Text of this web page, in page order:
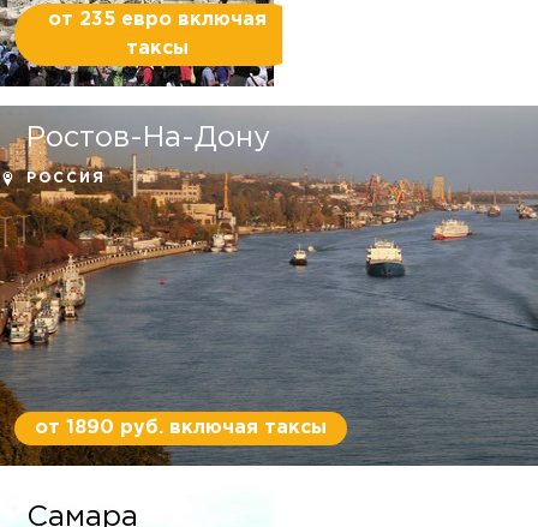
от 235 евро включая
таксы
Ростов-На-Дону
РОССИЯ
от 1890 руб. включая таксы
Самара